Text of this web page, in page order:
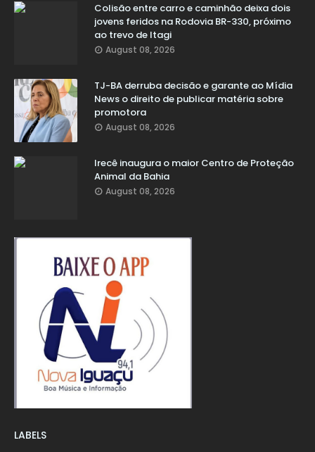
Colisão entre carro e caminhão deixa dois
jovens feridos na Rodovia BR-330, próximo
ao trevo de Itagi
August 08, 2026
TJ-BA derruba decisão e garante ao Mídia
News o direito de publicar matéria sobre
promotora
August 08, 2026
Irecê inaugura o maior Centro de Proteção
Animal da Bahia
August 08, 2026
LABELS